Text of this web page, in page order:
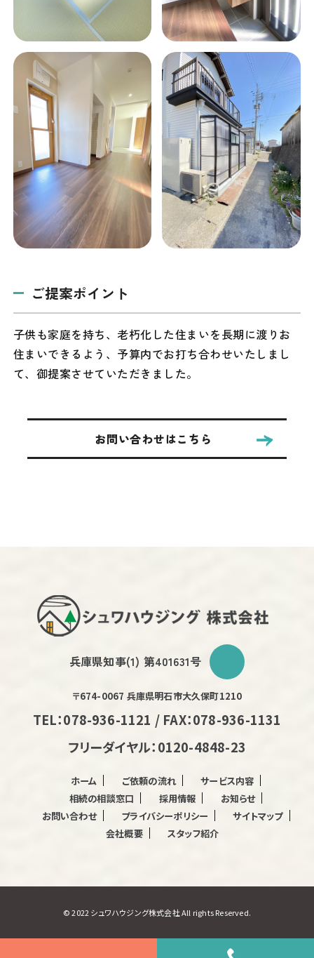
ご提案ポイント
子供も家庭を持ち、老朽化した住まいを長期に渡りお
住まいできるよう、予算内でお打ち合わせいたしまし
て、御提案させていただきました。
お問い合わせはこちら
兵庫県知事(1) 第401631号
〒674-0067 兵庫県明石市大久保町1210
TEL：078-936-1121 / FAX：078-936-1131
フリーダイヤル：0120-4848-23
ホーム ご依頼の流れ
サービス内容
相続の相談窓口
採用情報
お知らせ
お問い合わせ
プライバシーポリシー
サイトマップ
会社概要
スタッフ紹介
© 2022 シュワハウジング株式会社 All rights Reserved.